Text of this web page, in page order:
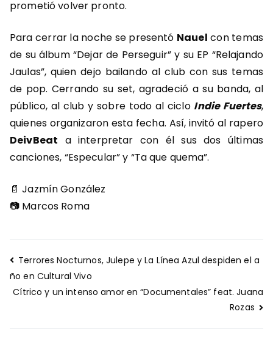
prometió volver pronto.
Para cerrar la noche se presentó Nauel con temas
de su álbum “Dejar de Perseguir” y su EP “Relajando
Jaulas”, quien dejo bailando al club con sus temas
de pop. Cerrando su set, agradeció a su banda, al
público, al club y sobre todo al ciclo Indie Fuertes,
quienes organizaron esta fecha. Así, invitó al rapero
DeivBeat a interpretar con él sus dos últimas
canciones, “Especular” y “Ta que quema”.
📄 Jazmín González
📷 Marcos Roma
Navegación
de
entradas
Terrores Nocturnos, Julepe y La Línea Azul despiden el a
ño en Cultural Vivo
Cítrico y un intenso amor en “Documentales” feat. Juana
Rozas